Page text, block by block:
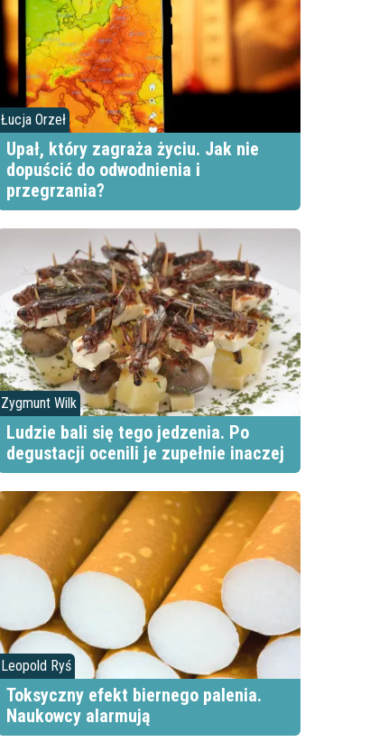
Łucja Orzeł
Upał, który zagraża życiu. Jak nie
dopuścić do odwodnienia i
przegrzania?
Zygmunt Wilk
Ludzie bali się tego jedzenia. Po
degustacji ocenili je zupełnie inaczej
Leopold Ryś
Toksyczny efekt biernego palenia.
Naukowcy alarmują